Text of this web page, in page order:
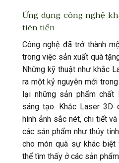
Ứng dụng công nghệ
tiên tiến
Công nghệ đã trở thành
trong việc sản xuất quà
Những kỹ thuật như khắc
ra một kỷ nguyên mới
lại những sản phẩm chất
sáng tạo. Khắc Laser 3D
hình ảnh sắc nét, chi tiết
các sản phẩm như thủy
cho món quà sự khác
thể tìm thấy ở các sản